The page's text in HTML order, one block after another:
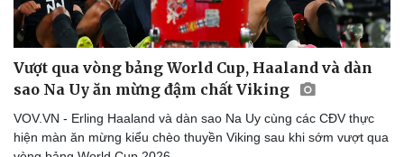
Doanh nghiệp
Doanh nghiệp 24h
Doanh nhân
Công nghệ
Tin Công nghệ
Trải nghiệm
Vượt qua vòng bảng World Cup, Haaland và dàn
sao Na Uy ăn mừng đậm chất Viking
VOV.VN - Erling Haaland và dàn sao Na Uy cùng các CĐV thực
hiện màn ăn mừng kiểu chèo thuyền Viking sau khi sớm vượt qua